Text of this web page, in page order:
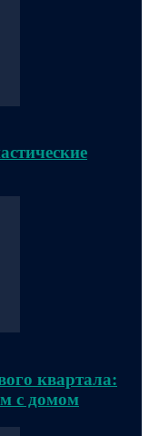
квартала:
с домом